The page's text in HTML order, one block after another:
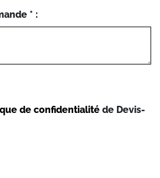
* :
de confidentialité de Devis-